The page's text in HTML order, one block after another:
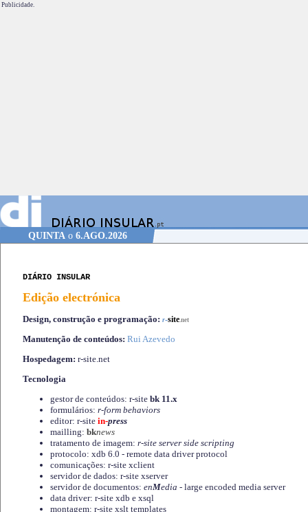
Publicidade.
QUINTAo 6.AGO.2026
DIÁRIO INSULAR
Edição electrónica
Design, construção e programação: r-site.net
Manutenção de conteúdos: Rui Azevedo
Hospedagem: r-site.net
Tecnologia
gestor de conteúdos: r-site bk 11.x
formulários: r-form behaviors
editor: r-site in-press
mailling: bknews
tratamento de imagem: r-site server side scripting
protocolo: xdb 6.0 - remote data driver protocol
comunicações: r-site xclient
servidor de dados: r-site xserver
servidor de documentos: enMedia - large encoded media server
data driver: r-site xdb e xsql
montagem: r-site xslt templates